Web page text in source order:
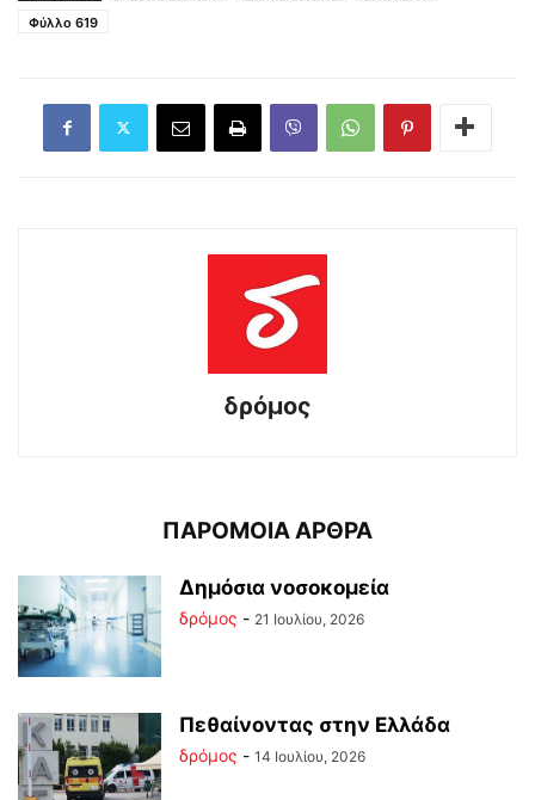
Φύλλο 619
δρόμος
ΠΑΡΟΜΟΙΑ ΑΡΘΡΑ
Δημόσια νοσοκομεία
δρόμος - 21 Ιουλίου, 2026
Πεθαίνοντας στην Ελλάδα
δρόμος - 14 Ιουλίου, 2026